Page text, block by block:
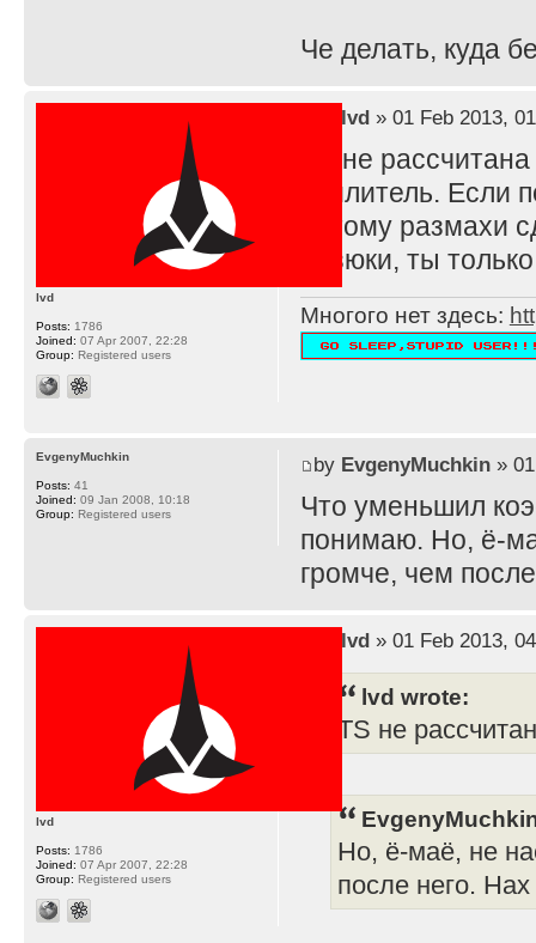
Че делать, куда
lvd» 01 Feb 2013,
TS не
усилитель. Если
потому размахи
резюки, ты
Многого нет здесь:
lvd
Posts: 1786
Joined: 07 Apr 2007, 22:28
Group: Registered users
by EvgenyMuchkin» 01
Что уменьшил
понимаю. Но, ё-
громче, чем
EvgenyMuchkin
Posts: 41
Joined: 09 Jan 2008, 10:18
Group: Registered users
lvd» 01 Feb 2013,
lvd wrote:
TS не
Но, ё-маё, не
после него.
lvd
Posts: 1786
Joined: 07 Apr 2007, 22:28
Group: Registered users